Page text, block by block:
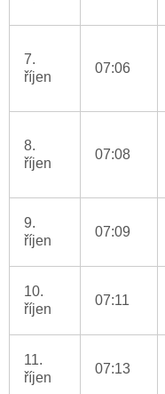
7.
říjen
07:06
8.
říjen
07:08
9.
říjen
07:09
10.
říjen
07:11
11.
říjen
07:13